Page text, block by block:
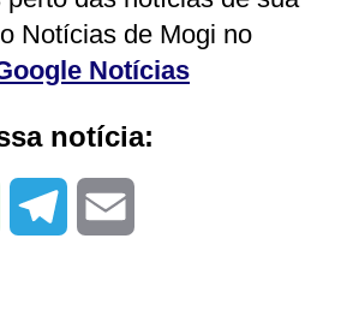
Notícias de Mogi no
Notícias
notícia: